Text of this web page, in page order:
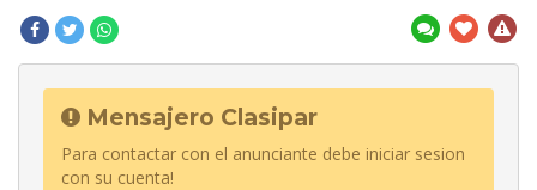
Mensajero Clasipar
Para contactar con el anunciante debe iniciar sesion
con su cuenta!